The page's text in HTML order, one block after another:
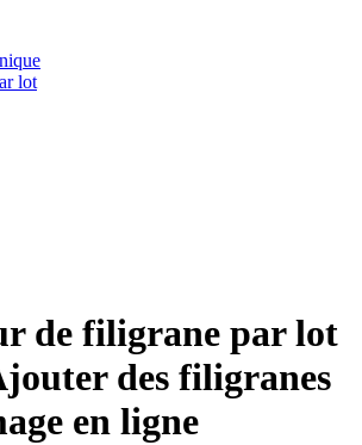
lot
de filigrane par lot
des filigranes
en ligne